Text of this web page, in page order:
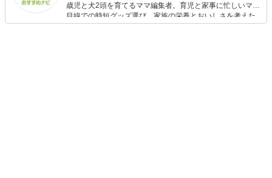
歳児と犬2頭を育てるママ編集者。育児と家事に忙しいママ
目線での時短グッズ選び、家族の栄養とおいしさを考えた
食品選び、束の間のリラックスタイムを楽しむためのスイ